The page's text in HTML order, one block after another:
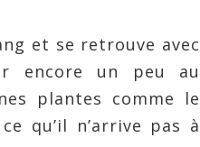
et se retrouve avec
encore un peu au
plantes comme le
qu’il n’arrive pas à